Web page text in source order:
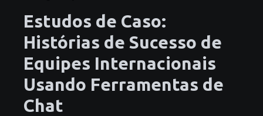
Estudos de Caso:
Histórias de Sucesso de
Equipes Internacionais
Usando Ferramentas de
Chat